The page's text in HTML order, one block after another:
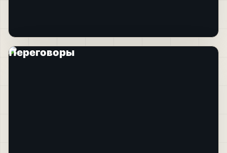
Переговоры